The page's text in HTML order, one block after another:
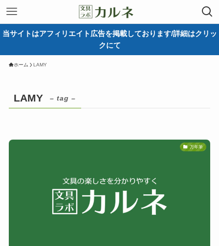
当サイトはアフィリエイト広告を掲載しております/詳細はクリッ
クにて
ホーム LAMY
LAMY – tag –
万年筆